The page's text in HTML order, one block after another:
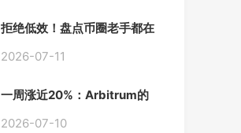
拒绝低效！盘点币圈老手都在
具
2026-07-11
一周涨近20%：Arbitrum的
Chain一夜盘活
2026-07-10